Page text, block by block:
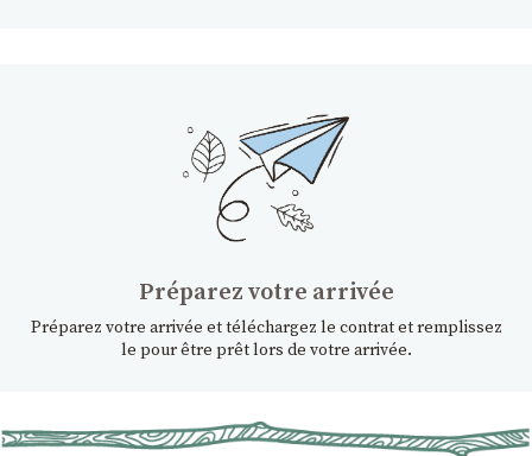
Préparez votre arrivée
Préparez votre arrivée et téléchargez le contrat et remplissez
le pour être prêt lors de votre arrivée.